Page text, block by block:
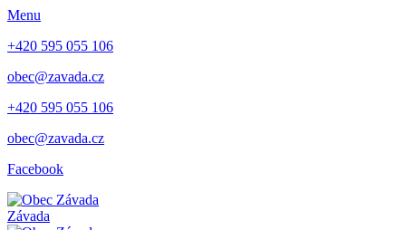
Menu
+420 595 055 106
obec@zavada.cz
+420 595 055 106
obec@zavada.cz
Facebook
Závada